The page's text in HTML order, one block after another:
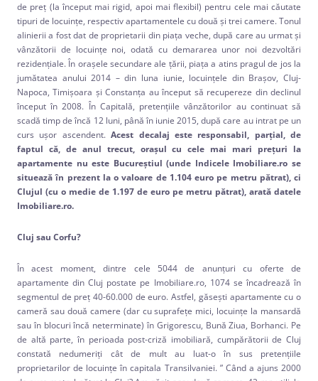
de preț (la început mai rigid, apoi mai flexibil) pentru cele mai căutate
tipuri de locuințe, respectiv apartamentele cu două și trei camere. Tonul
alinierii a fost dat de proprietarii din piața veche, după care au urmat și
vânzătorii de locuințe noi, odată cu demararea unor noi dezvoltări
rezidențiale. În orașele secundare ale țării, piața a atins pragul de jos la
jumătatea anului 2014 – din luna iunie, locuințele din Brașov, Cluj-
Napoca, Timișoara și Constanța au început să recupereze din declinul
început în 2008. În Capitală, pretențiile vânzătorilor au continuat să
scadă timp de încă 12 luni, până în iunie 2015, după care au intrat pe un
curs ușor ascendent.Acest decalaj este responsabil, parțial, de
faptul că, de anul trecut, orașul cu cele mai mari prețuri la
apartamente nu este Bucureștiul (unde Indicele Imobiliare.ro se
situează în prezent la o valoare de 1.104 euro pe metru pătrat), ci
Clujul (cu o medie de 1.197 de euro pe metru pătrat), arată datele
Imobiliare.ro.
Cluj sau Corfu?
În acest moment, dintre cele 5044 de anunţuri cu oferte de
apartamente din Cluj postate pe Imobiliare.ro, 1074 se încadrează în
segmentul de preţ 40-60.000 de euro. Astfel, găseşti apartamente cu o
cameră sau două camere (dar cu suprafeţe mici, locuinţe la mansardă
sau în blocuri încă neterminate) în Grigorescu, Bună Ziua, Borhanci. Pe
de altă parte, în perioada post-criză imobiliară, cumpărătorii de Cluj
constată nedumeriţi cât de mult au luat-o în sus pretenţiile
proprietarilor de locuinţe în capitala Transilvaniei. ” Când a ajuns 2000